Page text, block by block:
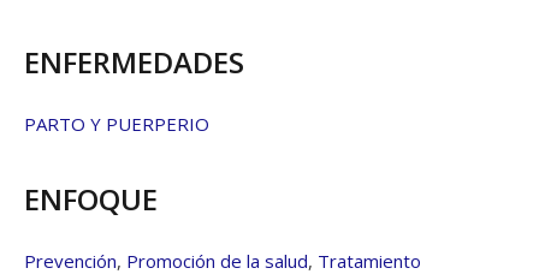
ENFERMEDADES
PARTO Y PUERPERIO
ENFOQUE
Prevención, Promoción de la salud, Tratamiento